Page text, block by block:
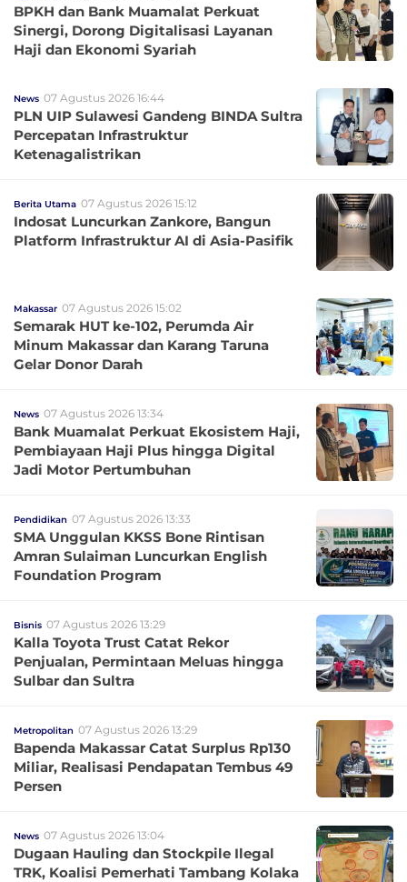
BPKH dan Bank Muamalat Perkuat
Sinergi, Dorong Digitalisasi Layanan
Haji dan Ekonomi Syariah
News 07 Agustus 2026 16:44
PLN UIP Sulawesi Gandeng BINDA Sultra
Percepatan Infrastruktur
Ketenagalistrikan
Berita Utama 07 Agustus 2026 15:12
Indosat Luncurkan Zankore, Bangun
Platform Infrastruktur AI di Asia-Pasifik
Makassar 07 Agustus 2026 15:02
Semarak HUT ke-102, Perumda Air
Minum Makassar dan Karang Taruna
Gelar Donor Darah
News 07 Agustus 2026 13:34
Bank Muamalat Perkuat Ekosistem Haji,
Pembiayaan Haji Plus hingga Digital
Jadi Motor Pertumbuhan
Pendidikan 07 Agustus 2026 13:33
SMA Unggulan KKSS Bone Rintisan
Amran Sulaiman Luncurkan English
Foundation Program
Bisnis 07 Agustus 2026 13:29
Kalla Toyota Trust Catat Rekor
Penjualan, Permintaan Meluas hingga
Sulbar dan Sultra
Metropolitan 07 Agustus 2026 13:29
Bapenda Makassar Catat Surplus Rp130
Miliar, Realisasi Pendapatan Tembus 49
Persen
News 07 Agustus 2026 13:04
Dugaan Hauling dan Stockpile Ilegal
TRK, Koalisi Pemerhati Tambang Kolaka